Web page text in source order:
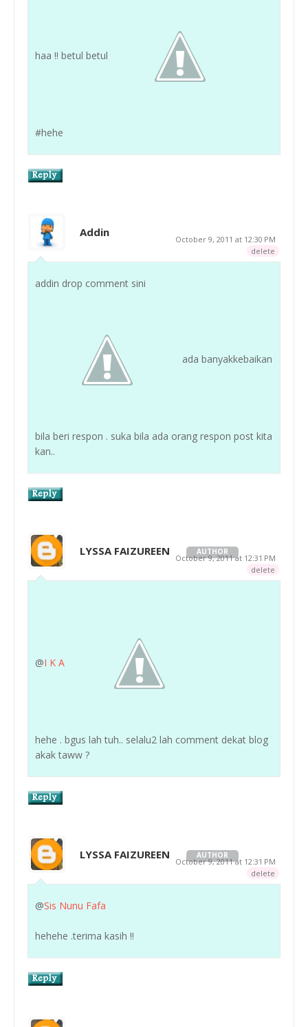
haa !! betul betul
#hehe
Addin
October 9, 2011 at 12:30 PM
delete
addin drop comment sini
ada banyakkebaikan
bila beri respon . suka bila ada orang respon post kita
kan..
LYSSA FAIZUREEN AUTHOR
October 9, 2011 at 12:31 PM
delete
@I K A
hehe . bgus lah tuh.. selalu2 lah comment dekat blog
akak taww ?
LYSSA FAIZUREEN AUTHOR
October 9, 2011 at 12:31 PM
delete
@Sis Nunu Fafa
hehehe .terima kasih !!